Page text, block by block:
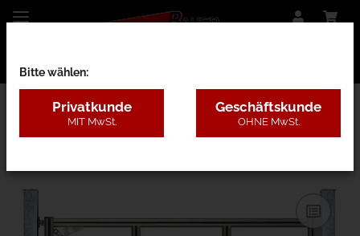
26CE - nur Rahmen m. Pfosten
Bitte wählen:
Privatkunde
MIT MwSt.
Geschäftskunde
OHNE MwSt.